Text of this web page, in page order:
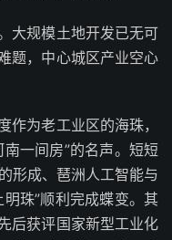
大规模土地开发已无可
题，中心城区产业空心
作为老工业区的海珠，
一间房”的名声。短短
形成、琶洲人工智能与
珠”顺利完成蝶变。其
后获评国家新型工业化